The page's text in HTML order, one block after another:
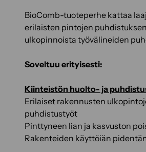
BioComb-tuoteperhe kattaa
erilaisten pintojen
ulkopinnoista työvälineiden
Soveltuu erityisesti:
Kiinteistön huolto- ja
Erilaiset rakennusten
puhdistustyöt
Pinttyneen lian ja kasvuston
Rakenteiden käyttöiän